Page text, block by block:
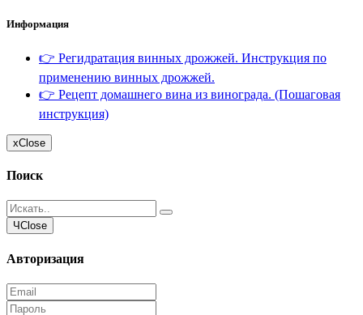
Информация
👉 Регидратация винных дрожжей. Инструкция по
применению винных дрожжей.
👉 Рецепт домашнего вина из винограда. (Пошаговая
инструкция)
xClose
Поиск
ЧClose
Авторизация